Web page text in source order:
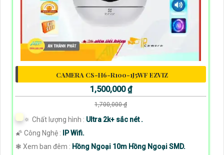
CAMERA CS-H6-R100-1J5WF EZVIZ
1,500,000 ₫
1,700,000 ₫
🔅 Chất lượng hình : Ultra 2k+ sắc nét .
🌠 Công Nghệ :
IP Wifi.
❃ Xem ban đêm : Hồng Ngoại 10m Hồng Ngoại SMD.